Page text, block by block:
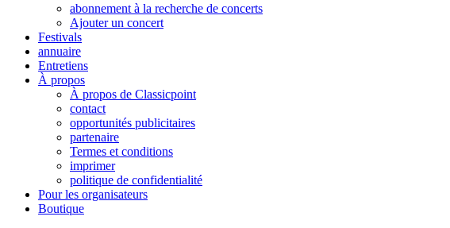
abonnement à la recherche de concerts
Ajouter un concert
Festivals
annuaire
Entretiens
À propos
À propos de Classicpoint
contact
opportunités publicitaires
partenaire
Termes et conditions
imprimer
politique de confidentialité
Pour les organisateurs
Boutique